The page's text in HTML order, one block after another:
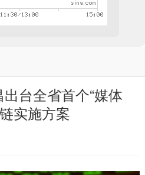
台全省首个“媒体
实施方案